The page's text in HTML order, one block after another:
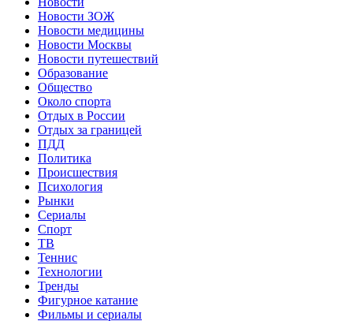
Новости ЗОЖ
Новости медицины
Новости Москвы
Новости путешествий
Образование
Общество
Около спорта
Отдых в России
Отдых за границей
ПДД
Политика
Происшествия
Психология
Рынки
Сериалы
Спорт
ТВ
Теннис
Технологии
Тренды
Фигурное катание
Фильмы и сериалы